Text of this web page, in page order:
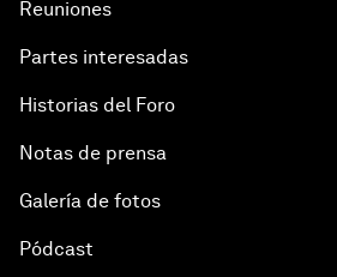
Reuniones
Partes interesadas
Historias del Foro
Notas de prensa
Galería de fotos
Pódcast